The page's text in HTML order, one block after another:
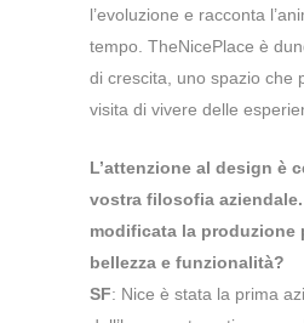
l’evoluzione e racconta
tempo. TheNicePlace è
di crescita, uno spazio che
visita di vivere delle
L’attenzione al design è
vostra filosofia
modificata la produzione
bellezza e funzionalità?
SF: Nice è stata la prima